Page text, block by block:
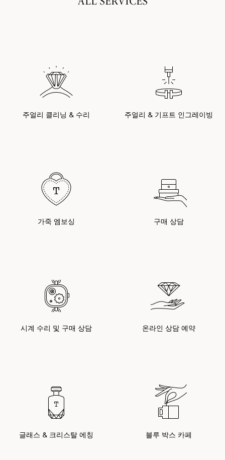
주얼리 클리닝 & 수리 주얼리 & 기프트 인그레이빙
가죽 엠보싱 구매 상담
시계 수리 및 구매 상담 온라인 상담 예약
글래스 & 크리스탈 에칭 블루 박스 카페